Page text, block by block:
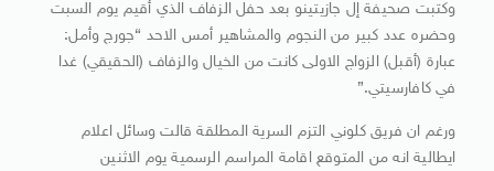
وكتبت صحيفة إل جازيتينو بعد حفل الزفاف الذي أقيم يوم السبت
وحضره عدد كبير من النجوم والمشاهير أمس الاحد “جورج وأمل:
عبارة (أقبل) الزواج الاولى كانت من الخيال والزفاف (الحقيقي) غدا
في كافارسيتي.”
ورغم ان فريق كلوني التزم السرية المطلقة قالت وسائل اعلام
ايطالية انه من المتوقع اقامة المراسم الرسمية يوم الاثنين